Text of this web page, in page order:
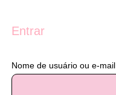
Entrar
Nome de usuário ou e-mail